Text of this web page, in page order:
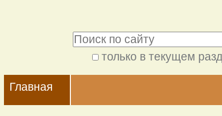
содержимому.
Перейти
навигации
только в текущем
поиск
Navigation
Главная